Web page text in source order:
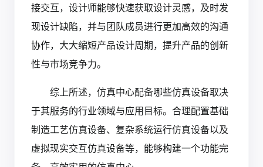
接交互，设计师能够快速获取设计灵感，及时发
现设计缺陷，并与团队成员进行更加高效的沟通
协作，大大缩短产品设计周期，提升产品的创新
性与市场竞争力。
综上所述，仿真中心配备哪些仿真设备取决
于其服务的行业领域与应用目标。合理配置基础
制造工艺仿真设备、复杂系统运行仿真设备以及
虚拟现实交互仿真设备等，能够构建一个功能完